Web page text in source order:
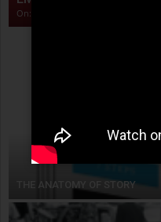
On:
THE ANATOMY OF STORY